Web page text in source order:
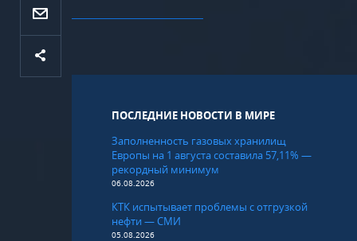
ПОСЛЕДНИЕ НОВОСТИ В МИРЕ
Заполненность газовых хранилищ
Европы на 1 августа составила 57,11% —
рекордный минимум
06.08.2026
КТК испытывает проблемы с отгрузкой
нефти — СМИ
05.08.2026